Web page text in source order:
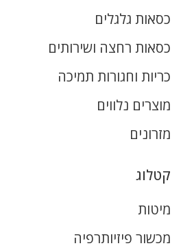
כסאות גלגלים
כסאות רחצה ושירותים
כריות וחגורות תמיכה
מוצרים נלווים
מזרונים
קטלוג
מיטות
מכשור פיזיותרפיה